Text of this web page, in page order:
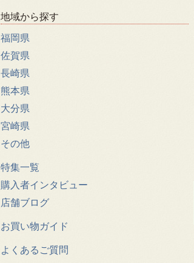
地域から探す
福岡県
佐賀県
長崎県
熊本県
大分県
宮崎県
その他
特集一覧
購入者インタビュー
店舗ブログ
お買い物ガイド
よくあるご質問